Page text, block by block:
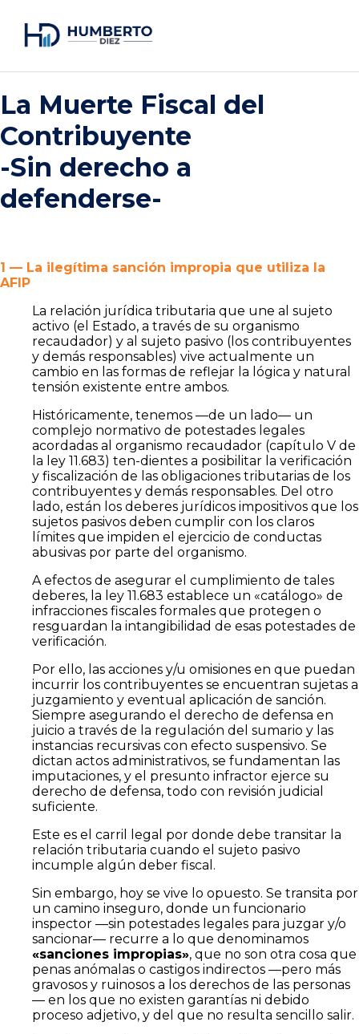
La Muerte Fiscal del
Contribuyente
-Sin derecho a
defenderse-
1 — La ilegítima sanción impropia que utiliza la
AFIP
La relación jurídica tributaria que une al sujeto
activo (el Estado, a través de su organismo
recaudador) y al sujeto pasivo (los contribuyentes
y demás responsables) vive actualmente un
cambio en las formas de reflejar la lógica y natural
tensión existente entre ambos.
Históricamente, tenemos —de un lado— un
complejo normativo de potestades legales
acordadas al organismo recaudador (capítulo V de
la ley 11.683) ten-dientes a posibilitar la verificación
y fiscalización de las obligaciones tributarias de los
contribuyentes y demás responsables. Del otro
lado, están los deberes jurídicos impositivos que los
sujetos pasivos deben cumplir con los claros
límites que impiden el ejercicio de conductas
abusivas por parte del organismo.
A efectos de asegurar el cumplimiento de tales
deberes, la ley 11.683 establece un «catálogo» de
infracciones fiscales formales que protegen o
resguardan la intangibilidad de esas potestades de
verificación.
Por ello, las acciones y/u omisiones en que puedan
incurrir los contribuyentes se encuentran sujetas a
juzgamiento y eventual aplicación de sanción.
Siempre asegurando el derecho de defensa en
juicio a través de la regulación del sumario y las
instancias recursivas con efecto suspensivo. Se
dictan actos administrativos, se fundamentan las
imputaciones, y el presunto infractor ejerce su
derecho de defensa, todo con revisión judicial
suficiente.
Este es el carril legal por donde debe transitar la
relación tributaria cuando el sujeto pasivo
incumple algún deber fiscal.
Sin embargo, hoy se vive lo opuesto. Se transita por
un camino inseguro, donde un funcionario
inspector —sin potestades legales para juzgar y/o
sancionar— recurre a lo que denominamos
«sanciones impropias», que no son otra cosa que
penas anómalas o castigos indirectos —pero más
gravosos y ruinosos a los derechos de las personas
— en los que no existen garantías ni debido
proceso adjetivo, y del que no resulta sencillo salir.